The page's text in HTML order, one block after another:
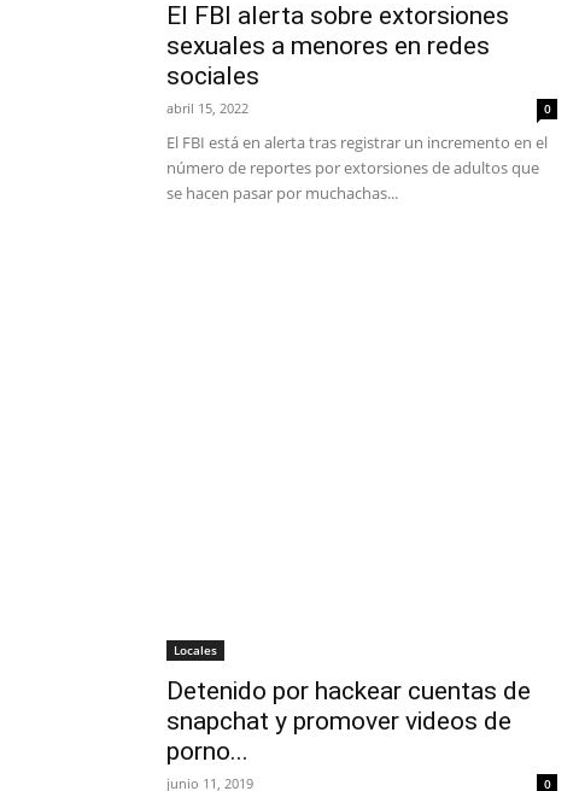
El FBI alerta sobre extorsiones
sexuales a menores en redes
sociales
abril 15, 2022 0
El FBI está en alerta tras registrar un incremento en el
número de reportes por extorsiones de adultos que
se hacen pasar por muchachas...
Locales
Detenido por hackear cuentas de
snapchat y promover videos de
porno...
junio 11, 2019 0